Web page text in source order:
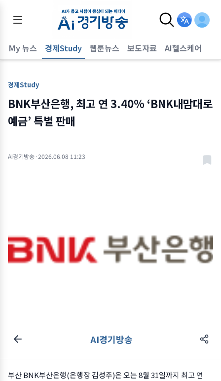
My 뉴스 경제Study 웹툰뉴스 보도자료 AI헬스케어
경제Study
BNK부산은행, 최고 연 3.40% ‘BNK내맘대로
예금’ 특별 판매
AI경기방송·2026.06.08 11:23
AI경기방송
부산 BNK부산은행(은행장 김성주)은 오는 8월 31일까지 최고 연